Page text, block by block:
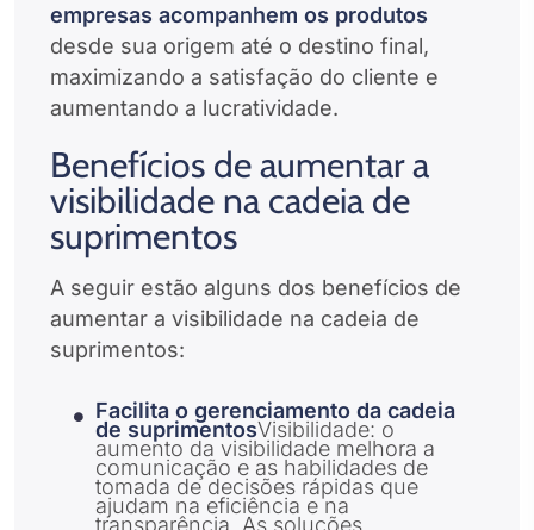
empresas acompanhem os produtos
desde sua origem até o destino final,
maximizando a satisfação do cliente e
aumentando a lucratividade.
Benefícios de aumentar a
visibilidade na cadeia de
suprimentos
A seguir estão alguns dos benefícios de
aumentar a visibilidade na cadeia de
suprimentos:
Facilita o gerenciamento da cadeia
de suprimentosVisibilidade: o
aumento da visibilidade melhora a
comunicação e as habilidades de
tomada de decisões rápidas que
ajudam na eficiência e na
transparência. As soluções